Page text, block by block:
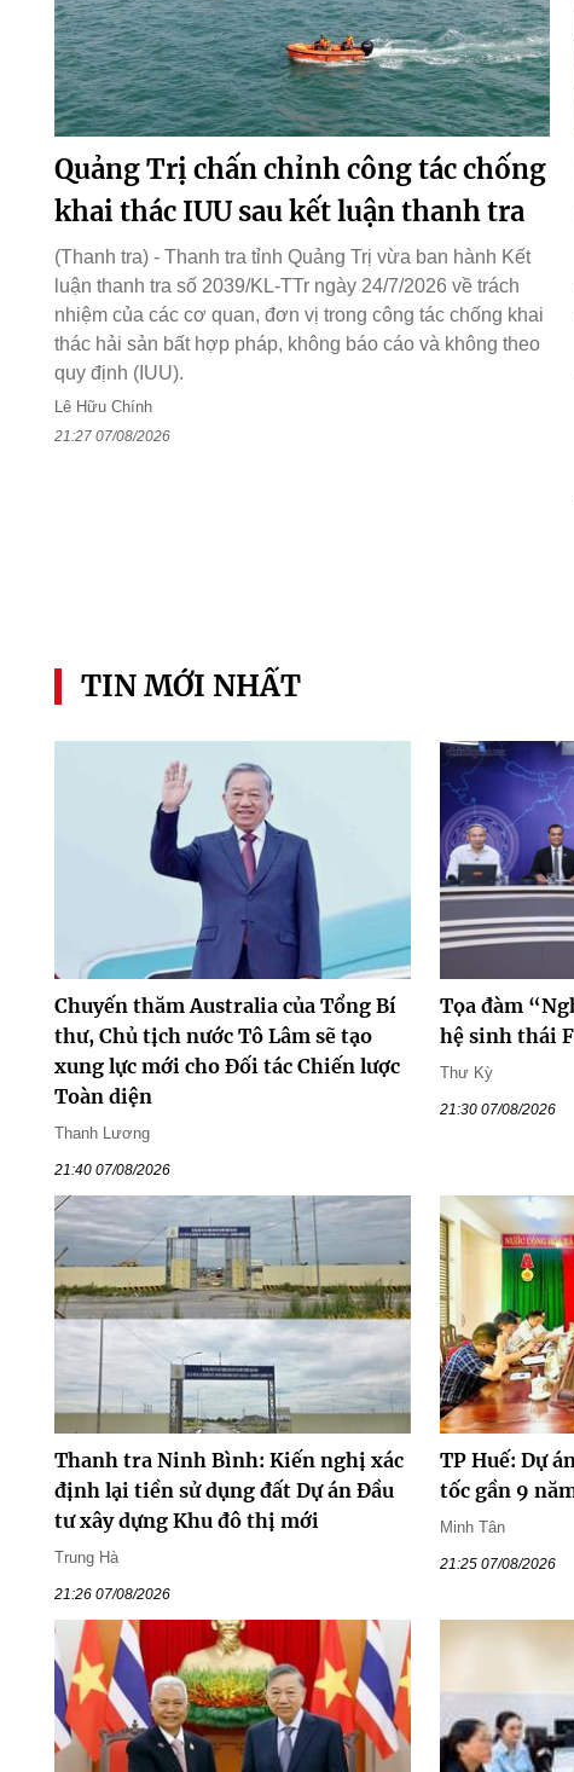
Quảng Trị chấn chỉnh công tác chống
khai thác IUU sau kết luận thanh tra
(Thanh tra) - Thanh tra tỉnh Quảng Trị vừa ban hành Kết
luận thanh tra số 2039/KL-TTr ngày 24/7/2026 về trách
nhiệm của các cơ quan, đơn vị trong công tác chống khai
thác hải sản bất hợp pháp, không báo cáo và không theo
quy định (IUU).
Lê Hữu Chính
21:27 07/08/2026
TIN MỚI NHẤT
Chuyến thăm Australia của Tổng Bí
thư, Chủ tịch nước Tô Lâm sẽ tạo
xung lực mới cho Đối tác Chiến lược
Toàn diện
Thanh Lương
21:40 07/08/2026
Tọa đàm
hệ sinh thái
Thư Kỳ
21:30 07/08/2026
Thanh tra Ninh Bình: Kiến nghị xác
định lại tiền sử dụng đất Dự án Đầu
tư xây dựng Khu đô thị mới
Trung Hà
21:26 07/08/2026
TP Huế: Dự
tốc gần 9
Minh Tân
21:25 07/08/2026